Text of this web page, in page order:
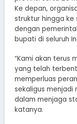
Ke depan,
struktur hingga ke
dengan
bupati di seluruh
“Kami akan terus
yang telah
memperluas
sekaligus
dalam menjaga
katanya.